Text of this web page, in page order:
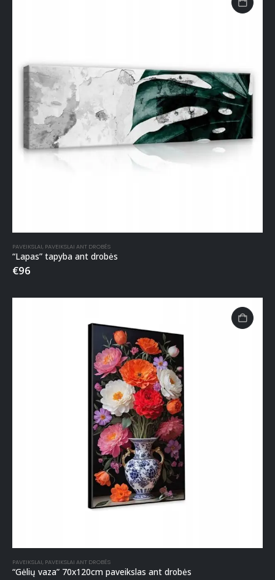
PAVEIKSLAI, PAVEIKSLAI ANT DROBĖS
“Lapas” tapyba ant drobės
€96
PAVEIKSLAI, PAVEIKSLAI ANT DROBĖS
“Gėlių vaza” 70x120cm paveikslas ant drobės